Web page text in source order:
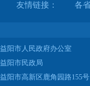
友情链接：
阳市人民政府办公室
阳市民政局
阳市高新区鹿角园路155号